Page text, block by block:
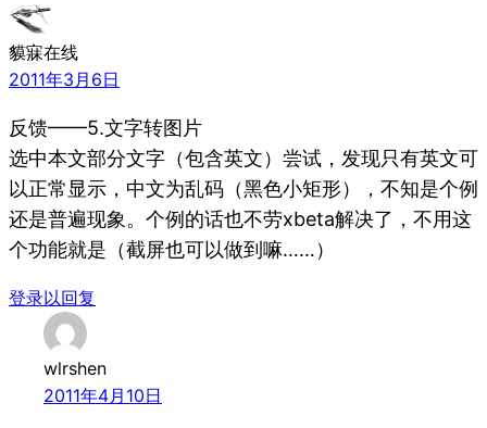
貘寐在线
2011年3月6日
反馈——5.文字转图片
选中本文部分文字（包含英文）尝试，发现只有英文可
以正常显示，中文为乱码（黑色小矩形），不知是个例
还是普遍现象。个例的话也不劳xbeta解决了，不用这
个功能就是（截屏也可以做到嘛……）
登录以回复
wlrshen
2011年4月10日